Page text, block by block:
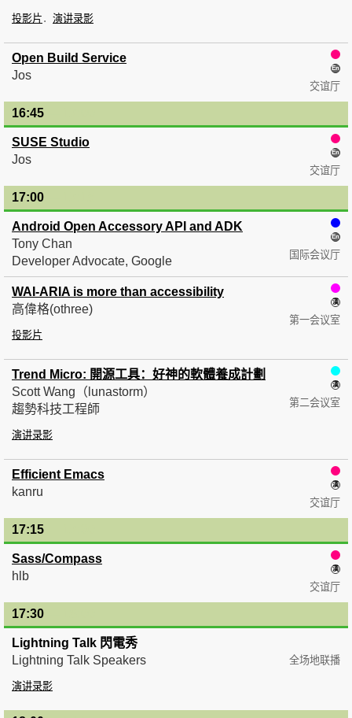
投影片 演讲录影
Open Build Service
交谊厅
Jos
16:45
SUSE Studio
交谊厅
Jos
17:00
Android Open Accessory API and ADK
国际会议厅
Tony Chan
Developer Advocate, Google
WAI-ARIA is more than accessibility
第一会议室
高偉格(othree)
投影片
Trend Micro: 開源工具：好神的軟體養成計劃
第二会议室
Scott Wang（lunastorm）
趨勢科技工程師
演讲录影
Efficient Emacs
交谊厅
kanru
17:15
Sass/Compass
交谊厅
hlb
17:30
Lightning Talk 閃電秀
全场地联播
Lightning Talk Speakers
演讲录影